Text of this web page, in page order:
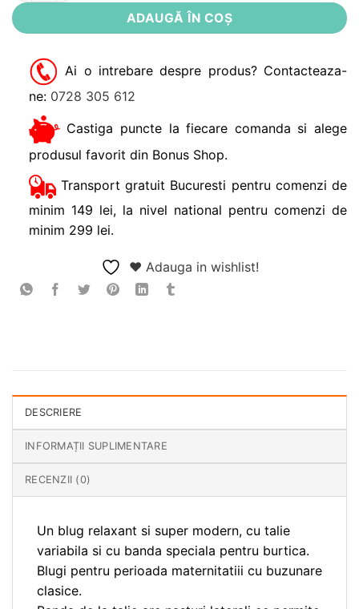
ADAUGĂ ÎN COȘ
Ai o intrebare despre produs? Contacteaza-
ne: 0728 305 612
Castiga puncte la fiecare comanda si alege
produsul favorit din Bonus Shop.
Transport gratuit Bucuresti pentru comenzi de
minim 149 lei, la nivel national pentru comenzi de
minim 299 lei.
❤ Adauga in wishlist!
DESCRIERE
INFORMAȚII SUPLIMENTARE
RECENZII (0)
Un blug relaxant si super modern, cu talie
variabila si cu banda speciala pentru burtica.
Blugi pentru perioada maternitatiii cu buzunare
clasice.